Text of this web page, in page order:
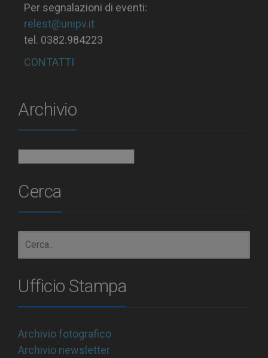
Per segnalazioni di eventi:
relest@unipv.it
tel. 0382.984223
CONTATTI
Archivio
Cerca
Ufficio Stampa
Archivio fotografico
Archivio newsletter